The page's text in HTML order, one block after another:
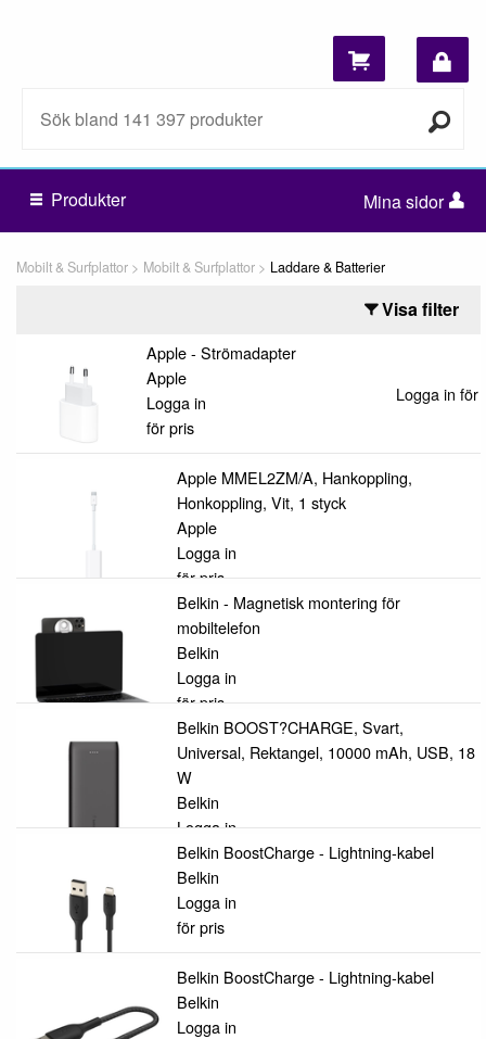
Produkter Mina sidor
Mobilt & Surfplattor Mobilt & Surfplattor Laddare & Batterier
Visa filter
Apple - Strömadapter
Apple
Logga in
för pris
Logga in för
Apple MMEL2ZM/A, Hankoppling,
Honkoppling, Vit, 1 styck
Apple
Logga in
för pris
Belkin - Magnetisk montering för
mobiltelefon
Belkin
Logga in
för pris
Belkin BOOST?CHARGE, Svart,
Universal, Rektangel, 10000 mAh, USB, 18
W
Belkin
Logga in
för pris
Belkin BoostCharge - Lightning-kabel
Belkin
Logga in
för pris
Belkin BoostCharge - Lightning-kabel
Belkin
Logga in